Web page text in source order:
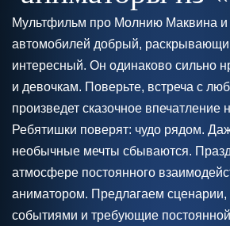
Мультфильм про Молнию Маквина и
автомобилей добрый,
интересный. Он одинаково сильно
и девочкам. Поверьте, встреча с
произведет сказочное впечатление
Ребятишки поверят: чудо рядом.
необычные мечты сбываются.
атмосфере постоянного
аниматором. Предлагаем
событиями и требующие